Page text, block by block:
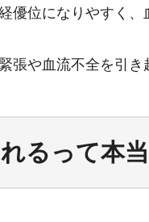
優位になりやすく、
張や血流不全を引き
るって本